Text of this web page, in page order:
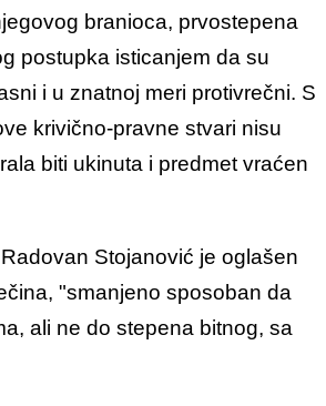
branioca, prvostepena
postupka isticanjem da su
i u znatnoj meri protivrečni. S
krivično-pravne stvari nisu
biti ukinuta i predmet vraćen
Stojanović je oglašen
"smanjeno sposoban da
ali ne do stepena bitnog, sa